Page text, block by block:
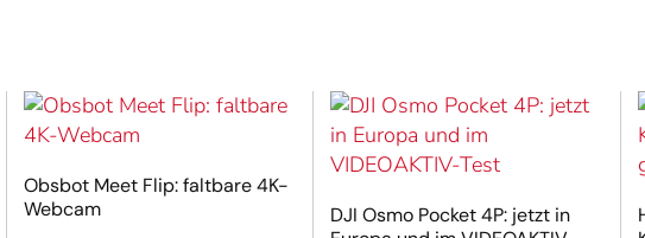
Obsbot Meet Flip: faltbare 4K-
Webcam
DJI Osmo Pocket 4P: jetzt in